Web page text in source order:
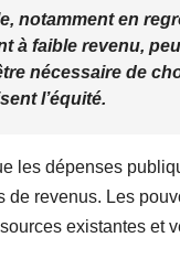
notamment en
à faible revenu,
nécessaire de
l’équité.
les dépenses
revenus. Les
existantes et